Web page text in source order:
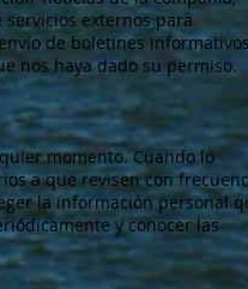
externos para
de boletines
nos haya dado su permiso.
momento. Cuando lo
a que revisen con
la información personal
y conocer las